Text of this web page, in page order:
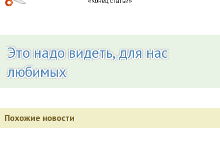
Это надо видеть, для нас
любимых
Похожие новости